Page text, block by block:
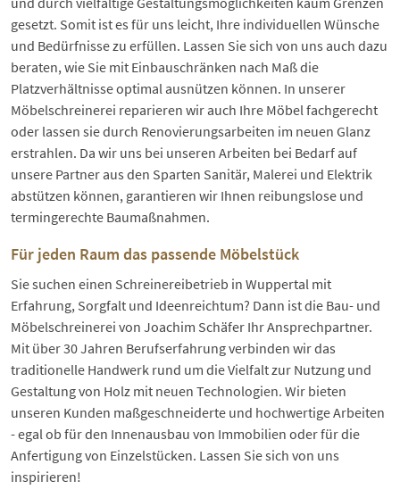
gesetzt. Somit ist es für uns leicht, Ihre individuellen Wünsche
und Bedürfnisse zu erfüllen. Lassen Sie sich von uns auch dazu
beraten, wie Sie mit Einbauschränken nach Maß die
Platzverhältnisse optimal ausnützen können. In unserer
Möbelschreinerei reparieren wir auch Ihre Möbel fachgerecht
oder lassen sie durch Renovierungsarbeiten im neuen Glanz
erstrahlen. Da wir uns bei unseren Arbeiten bei Bedarf auf
unsere Partner aus den Sparten Sanitär, Malerei und Elektrik
abstützen können, garantieren wir Ihnen reibungslose und
termingerechte Baumaßnahmen.
Für jeden Raum das passende Möbelstück
Sie suchen einen Schreinereibetrieb in Wuppertal mit
Erfahrung, Sorgfalt und Ideenreichtum? Dann ist die Bau- und
Möbelschreinerei von Joachim Schäfer Ihr Ansprechpartner.
Mit über 30 Jahren Berufserfahrung verbinden wir das
traditionelle Handwerk rund um die Vielfalt zur Nutzung und
Gestaltung von Holz mit neuen Technologien. Wir bieten
unseren Kunden maßgeschneiderte und hochwertige Arbeiten
- egal ob für den Innenausbau von Immobilien oder für die
Anfertigung von Einzelstücken. Lassen Sie sich von uns
inspirieren!